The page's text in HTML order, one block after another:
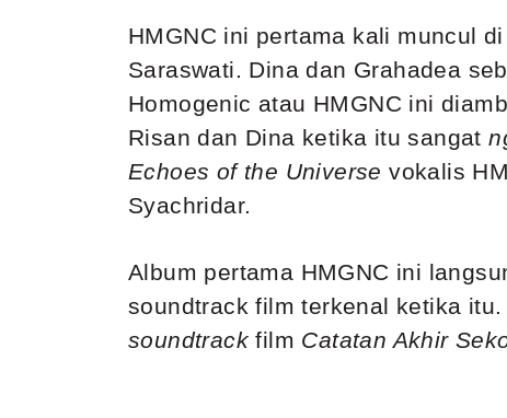
HMGNC ini pertama kali muncul
Saraswati. Dina dan Grahadea
Homogenic atau HMGNC ini
Risan dan Dina ketika itu sangat
Echoes of the Universe vokalis
Syachridar.
Album pertama HMGNC ini
soundtrack film terkenal ketika itu.
soundtrack film Catatan Akhir